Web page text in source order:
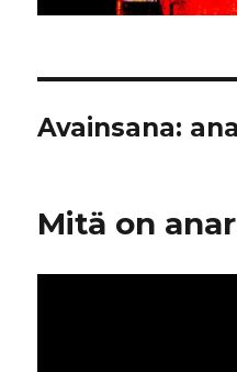
Avainsana:
Mitä on